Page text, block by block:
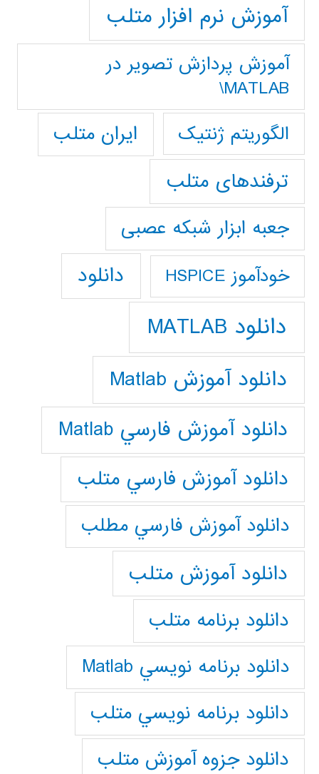
آموزش نرم افزار متلب
آموزش پردازش تصوير در
MATLAB\
الگوریتم ژنتیک
ایران متلب
ترفندهای متلب
جعبه ابزار شبکه عصبی
خودآموز HSPICE دانلود
دانلود MATLAB
دانلود آموزش Matlab
دانلود آموزش فارسي Matlab
دانلود آموزش فارسي متلب
دانلود آموزش فارسي مطلب
دانلود آموزش متلب
دانلود برنامه متلب
دانلود برنامه نويسي Matlab
دانلود برنامه نويسي متلب
دانلود جزوه آموزش متلب